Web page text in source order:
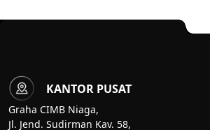
KANTOR PUSAT
Graha CIMB Niaga,
Jl. Jend. Sudirman Kav. 58,